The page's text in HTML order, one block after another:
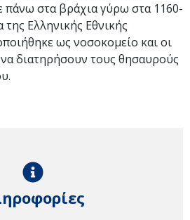
πάνω στα βράχια γύρω στα 1160-
της Ελληνικής Εθνικής
ως νοσοκομείο και οι
διατηρήσουν τους θησαυρούς